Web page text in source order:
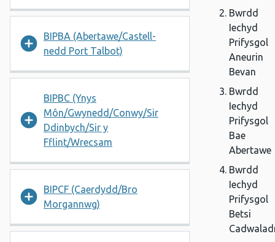
BIPBA (Abertawe/Castell-
nedd Port Talbot)
BIPBC (Ynys
Môn/Gwynedd/Conwy/Sir
Ddinbych/Sir y
Fflint/Wrecsam
BIPCF (Caerdydd/Bro
Morgannwg)
Bwrdd
Iechyd
Prifysgol
Aneurin
Bevan
Bwrdd
Iechyd
Prifysgol
Bae
Abertawe
Bwrdd
Iechyd
Prifysgol
Betsi